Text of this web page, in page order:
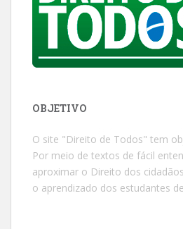
OBJETIVO
O site "Direito de Todos" tem
Por meio de textos de fácil
aproximar o Direito dos
o aprendizado dos estudantes